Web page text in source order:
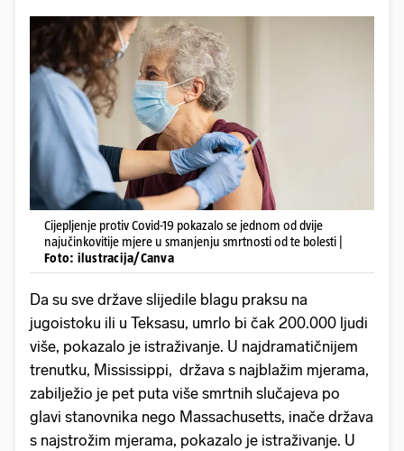
Cijepljenje protiv Covid-19 pokazalo se jednom od dvije
najučinkovitije mjere u smanjenju smrtnosti od te bolesti |
Foto: ilustracija/Canva
Da su sve države slijedile blagu praksu na
jugoistoku ili u Teksasu, umrlo bi čak 200.000 ljudi
više, pokazalo je istraživanje. U najdramatičnijem
trenutku, Mississippi, država s najblažim mjerama,
zabilježio je pet puta više smrtnih slučajeva po
glavi stanovnika nego Massachusetts, inače država
s najstrožim mjerama, pokazalo je istraživanje. U